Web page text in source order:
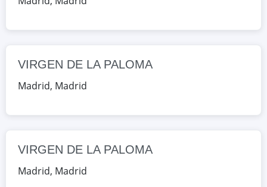
CALLE de Francos Rodríguez 106,
Google Maps
OpenStreetMap
Ardoz, Madrid, España
Google Maps
OpenStreetMap
VIRGEN DE LA PALOMA
Madrid, Madrid
VIRGEN DE LA PALOMA
Madrid, Madrid